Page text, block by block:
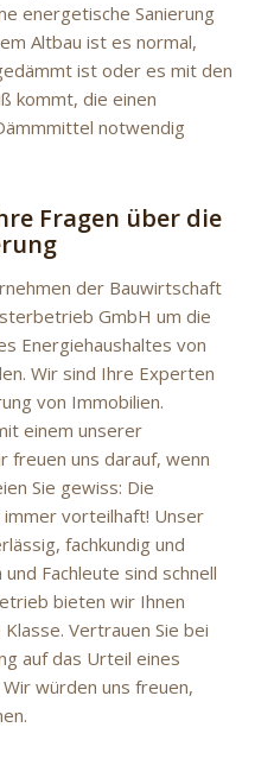
energetische Sanierung
Altbau ist es normal,
ist oder es mit den
kommt, die einen
notwendig
Fragen über die
der Bauwirtschaft
GmbH um die
Energiehaushaltes von
Wir sind Ihre Experten
von Immobilien.
einem unserer
freuen uns darauf, wenn
Sie gewiss: Die
vorteilhaft! Unser
fachkundig und
Fachleute sind schnell
bieten wir Ihnen
Vertrauen Sie bei
auf das Urteil eines
würden uns freuen,